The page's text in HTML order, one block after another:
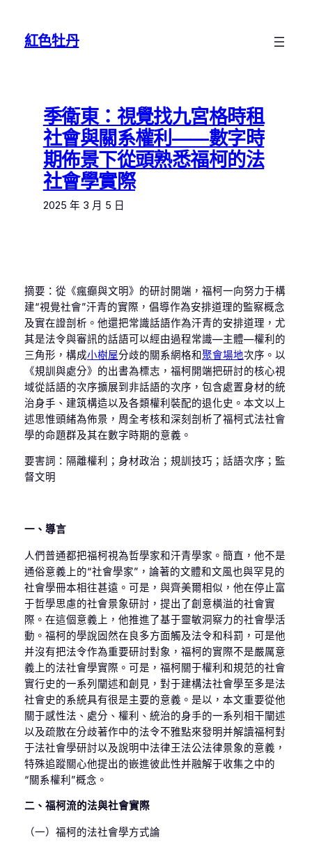
紅色牡丹
季衛東：視覺找九宮格時租
社會與關系權利——數字時
期佈景下從頭熟悉福柯的法
社會學實際
2025 年 3 月 5 日
摘要：從《瘋癲與文明》的研討開端，福柯一向努力于構
建“視覺社會”汗青的實際，倡導作為安排道理的監察概念
及實在證剖析。他還把常識話語作為汗青的安排道理，尤
其是法令與審訊的話語可以經由過程常識—主體—權利的
三角形，構成小樹屋分歧的關系網格和聚會場地次序。以
《規訓與處分》的出書為標志，福柯開端把研討的核心視
域從話語的次序擴展到非話語的次序，包含處置身材的統
治身手、建筑構造以及各類權利裝配的退化史。本文以上
述思惟頭緒為佈景，周全考核和深刻剖析了福柯式法社會
學的命題群及其在數字時期的意義。
要害詞：隔離權利；身材政治；規訓技巧；話語次序；監
督文明
一、導言
人們普通都把福柯視為哲學家和汗青學家。簡直，他不是
通俗意義上的“社會學家”，論著的文體和文風也與罕見的
社會學冊本相往甚遠。可是，與齊美爾相似，他在停止富
于哲學思慮的社會景象研討，提出了創意橫溢的社會實
際。在這個意義上，他推進了基于靈敏洞察力的社會學活
動。福柯的學說固然在良多方面觸及法令和科罰，可是他
并沒有把法令作為重要研討對象，福柯的實際不是嚴厲意
義上的法社會學實際。可是，福柯關于權利和規范的社會
實行史的一系列闡述和創見，對于建構法社會學至多是法
社會史的系統具有很是主要的意義。是以，本文重要從他
關于感性法、處分、權利、統治的身手的一系列相干闡述
以及疏散在分歧著作中的法令不雅點來發明并解讀福柯對
于法社會學研討以及說明中法律王法公法律景象的意義，
特殊追蹤關心他提出的嵌進彼此性并融解于收集之中的
“關系權利”概念。
二、福柯流的法與社會實際
（一）福柯的法社會學方式論